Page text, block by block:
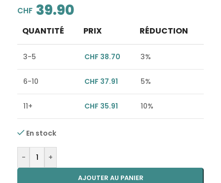
CHF 39.90
QUANTITÉ PRIX RÉDUCTION
3-5 CHF 38.70 3%
6-10 CHF 37.91 5%
11+ CHF 35.91 10%
En stock
- +
AJOUTER AU PANIER
Alternative: